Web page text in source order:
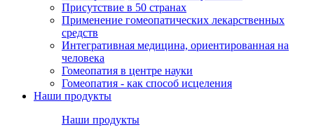
Присутствие в 50 странах
Применение гомеопатических лекарственных
средств
Интегративная медицина, ориентированная на
человека
Гомеопатия в центре науки
Гомеопатия - как способ исцеления
Наши продукты
Наши продукты